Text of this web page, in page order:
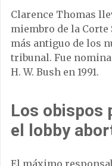
Clarence Thomas
miembro de la Corte
más antiguo de los
tribunal. Fue
H. W. Bush en 1991.
Los obispos
el lobby